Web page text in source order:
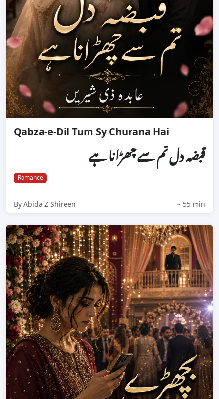
Qabza-e-Dil Tum Sy Churana Hai
قبضہ دل تم سے چھڑانا ہے
Romance
By Abida Z Shireen ~ 55 min